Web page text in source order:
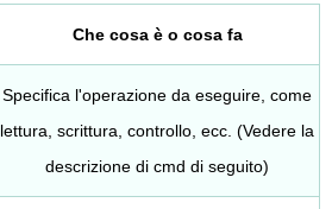
Che cosa è o cosa fa
Specifica l'operazione da eseguire, come
lettura, scrittura, controllo, ecc. (Vedere la
descrizione di cmd di seguito)